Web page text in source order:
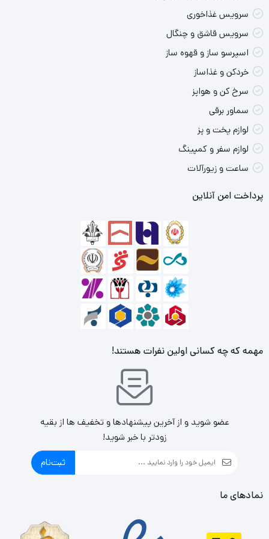
می‌شود.
ویژگی‌های اضافی:دارای گرم نگهدار، تنظیم دما، و چراغ نشانگر.
این سماور همچنین دارای
اگر به دنبال یک سماور برقی با کیفیت و طراحی مدرن هستید، این مدل
می‌تواند انتخاب مناسبی باشد.
کیفیت بالای محصول
سرویس غذاخوری
سرویس قاشق و چنگال
اسپرسو ساز و قهوه ساز
خردکن و غذاساز
سرخ کن و هواپز
سماور برقی
لوازم پخت و پز
لوازم سفر و کمپینگ
ساعت و زیورآلات
پرداخت امن آنلاین
مهمه که چه کسانی اولین نفرات هستند!
عضو شوید و از آخرین پیشنهادها و تخفیف ها از بقیه
زودتر با خبر شوید!
ثبت‌نام
نمادهای ما